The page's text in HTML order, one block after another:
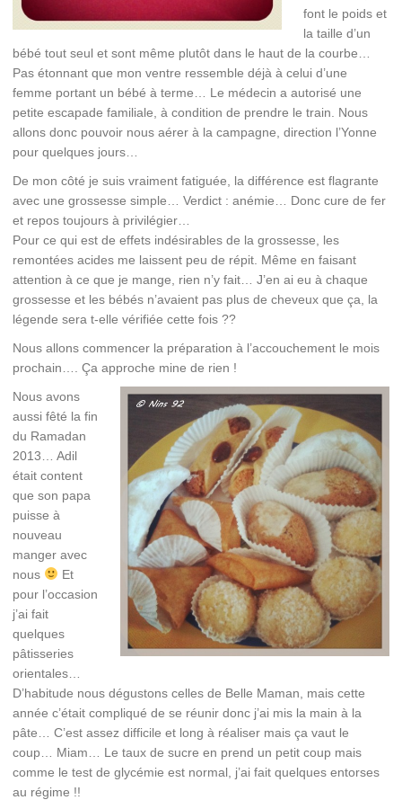
font le poids et
la taille d’un
bébé tout seul et sont même plutôt dans le haut de la courbe…
Pas étonnant que mon ventre ressemble déjà à celui d’une
femme portant un bébé à terme… Le médecin a autorisé une
petite escapade familiale, à condition de prendre le train. Nous
allons donc pouvoir nous aérer à la campagne, direction l’Yonne
pour quelques jours…
De mon côté je suis vraiment fatiguée, la différence est flagrante
avec une grossesse simple… Verdict : anémie… Donc cure de fer
et repos toujours à privilégier…
Pour ce qui est de effets indésirables de la grossesse, les
remontées acides me laissent peu de répit. Même en faisant
attention à ce que je mange, rien n’y fait… J’en ai eu à chaque
grossesse et les bébés n’avaient pas plus de cheveux que ça, la
légende sera t-elle vérifiée cette fois ??
Nous allons commencer la préparation à l’accouchement le mois
prochain…. Ça approche mine de rien !
Nous avons
aussi fêté la fin
du Ramadan
2013… Adil
était content
que son papa
puisse à
nouveau
manger avec
nous
Et
pour l’occasion
j’ai fait
quelques
pâtisseries
orientales…
D’habitude nous dégustons celles de Belle Maman, mais cette
année c’était compliqué de se réunir donc j’ai mis la main à la
pâte… C’est assez difficile et long à réaliser mais ça vaut le
coup… Miam… Le taux de sucre en prend un petit coup mais
comme le test de glycémie est normal, j’ai fait quelques entorses
au régime !!